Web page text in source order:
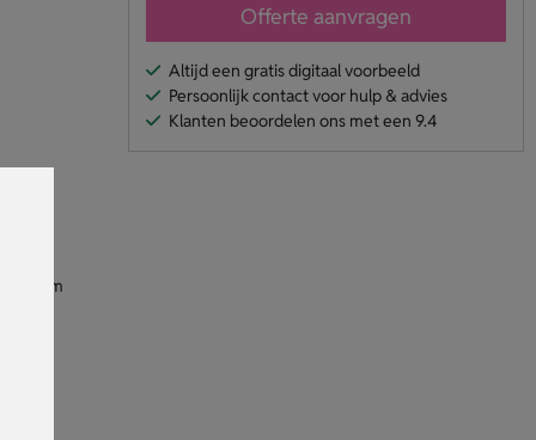
mm
Offerte aanvragen
Altijd een gratis digitaal voorbeeld
Persoonlijk contact voor hulp & advies
Klanten beoordelen ons met een 9.4